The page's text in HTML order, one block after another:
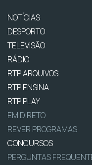
NOTÍCIAS
DESPORTO
TELEVISÃO
RÁDIO
RTP ARQUIVOS
RTP ENSINA
RTP PLAY
EM DIRETO
REVER PROGRAMAS
CONCURSOS
PERGUNTAS